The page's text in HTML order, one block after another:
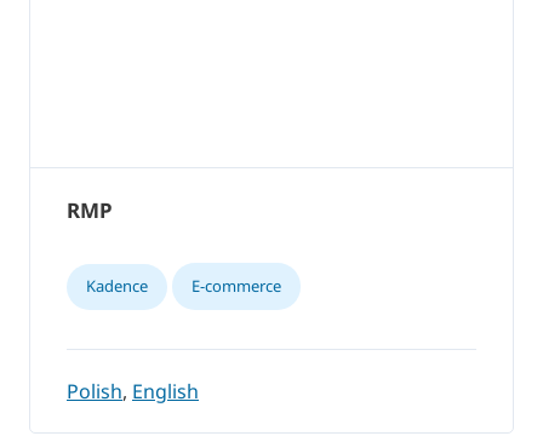
RMP
Kadence E-commerce
Polish, English